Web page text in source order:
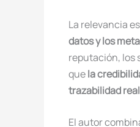
La relevancia
datos y los
reputación, los
quela
trazabilidad
El autor